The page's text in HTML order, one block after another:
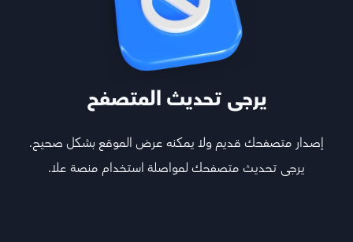
يرجى تحديث المتصفح
إصدار متصفحك قديم ولا يمكنه عرض الموقع بشكل صحيح.
يرجى تحديث متصفحك لمواصلة استخدام منصة علا.